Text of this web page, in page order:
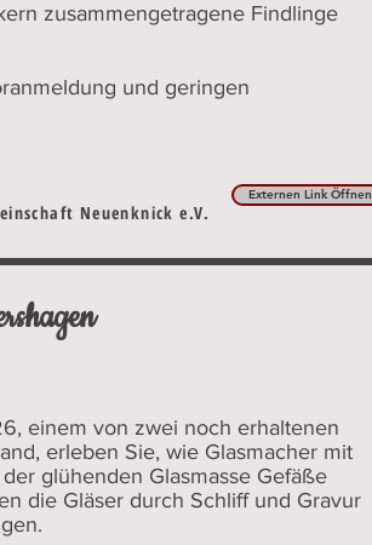
zusammengetragene Findlinge
und geringen
Neuenknick e.V.
Externen Link Öffnen
einem von zwei noch erhaltenen
erleben Sie, wie Glasmacher mit
glühenden Glasmasse Gefäße
die Gläser durch Schliff und Gravur